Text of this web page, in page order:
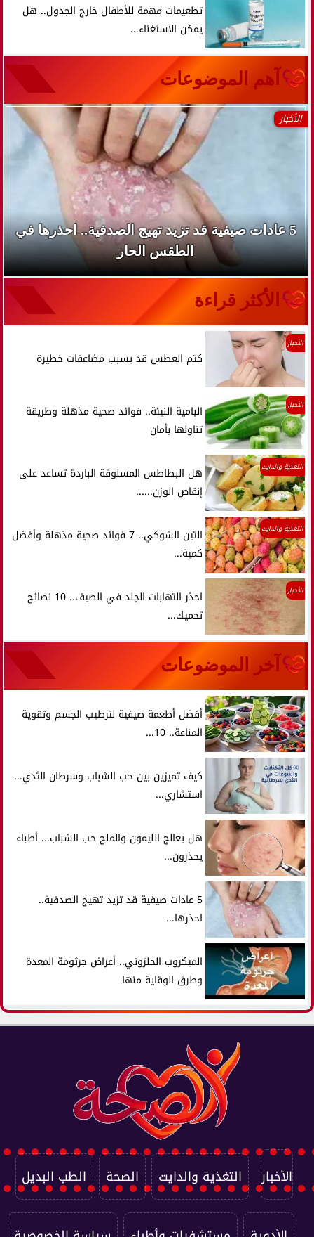
تطعيمات مهمة للأطفال خارج الجدول.. هل
يمكن الاستغناء...
آهم الموضوعات
الأخبار
5 عادات صيفية قد تزيد تهيج الصدفية.. احذرها في
الطقس الحار
الأكثر قراءة
الأخبار
كتم العطس قد يسبب مضاعفات خطيرة
الأخبار
البامية النيئة.. فوائد صحية مذهلة وطريقة
تناولها بأمان
التغذية والدايت
هل البطاطس المسلوقة الباردة تساعد على
إنقاص الوزن......
التغذية والدايت
التين الشوكي.. 7 فوائد صحية مذهلة وأفضل
كمية...
الأخبار
احذر التهابات الجلد في الصيف.. 10 نصائح
تحميك...
آخر الموضوعات
أفضل أطعمة صيفية لترطيب الجسم وتقوية
المناعة.. 10...
كيف تميزين بين حب الشباب وسرطان الثدي...
استشاري...
هل يعالج الليمون والملح حب الشباب... أطباء
يحذرون...
5 عادات صيفية قد تزيد تهيج الصدفية..
احذرها...
الميكروب الحلزوني.. أعراض جرثومة المعدة
وطرق الوقاية منها
الأخبار التغذية والدايت الصحة الطب البديل